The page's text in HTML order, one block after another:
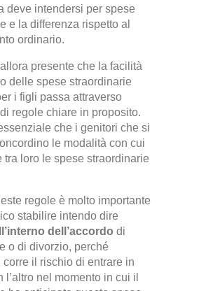
deve intendersi per spese
e la differenza rispetto al
ordinario.
presente che la facilità
delle spese straordinarie
i figli passa attraverso
di regole chiare in proposito.
che i genitori che si
le modalità con cui
tra loro le spese straordinarie
regole è molto importante
stabilire intendo dire
dell’accordo di
o di divorzio, perché
corre il rischio di entrare in
l’altro nel momento in cui il